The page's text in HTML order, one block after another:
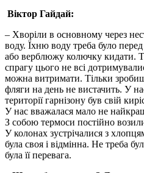
Віктор Гайдай:
– Хворіли в основному через
воду. Їхню воду треба було
або верблюжу колючку кидати.
спрагу цього не всі
можна витримати. Тільки
фляги на день не вистачить. У
території гарнізону був свій
У нас вважалася мало не
З собою термоси постійно
У колонах зустрічалися з
була своя і відмінна. Не треба
була її перевага.